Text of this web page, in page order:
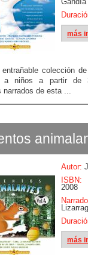
más
entrañable colección
a niños a partir de
narrados de esta ...
Autor:
ISBN:
2008
más